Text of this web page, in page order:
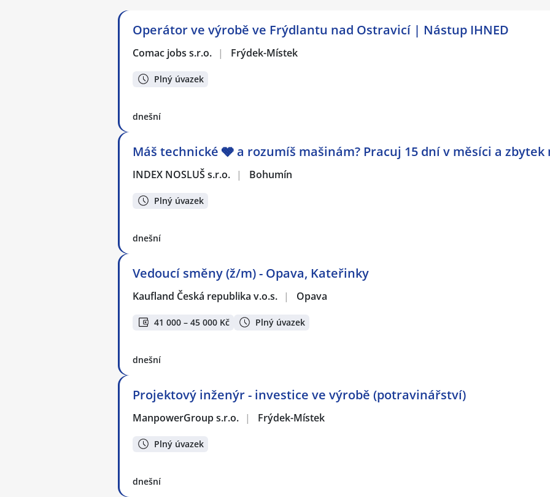
Operátor ve výrobě ve Frýdlantu nad Ostravicí | Nástup IHNED
Comac jobs s.r.o. | Frýdek-Místek
Plný úvazek
dnešní
Máš technické 🩶 a rozumíš mašinám? Pracuj 15 dní v měsíci a
INDEX NOSLUŠ s.r.o. | Bohumín
Plný úvazek
dnešní
Vedoucí směny (ž/m) - Opava, Kateřinky
Kaufland Česká republika v.o.s. | Opava
41 000 – 45 000 Kč Plný úvazek
dnešní
Projektový inženýr - investice ve výrobě (potravinářství)
ManpowerGroup s.r.o. | Frýdek-Místek
Plný úvazek
dnešní